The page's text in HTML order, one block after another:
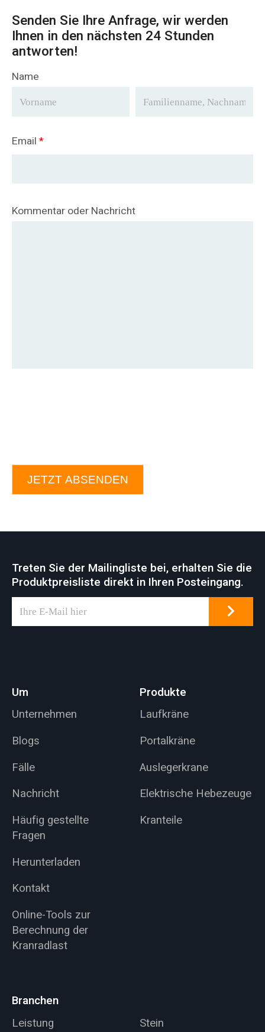
Senden Sie Ihre Anfrage, wir werden
Ihnen in den nächsten 24 Stunden
antworten!
Name
Email *
Kommentar oder Nachricht
JETZT ABSENDEN
Treten Sie der Mailingliste bei, erhalten Sie die
Produktpreisliste direkt in Ihren Posteingang.
Um
Unternehmen
Blogs
Fälle
Nachricht
Häufig gestellte
Fragen
Herunterladen
Kontakt
Online-Tools zur
Berechnung der
Kranradlast
Produkte
Laufkräne
Portalkräne
Auslegerkrane
Elektrische Hebezeuge
Kranteile
Branchen
Leistung
Stein